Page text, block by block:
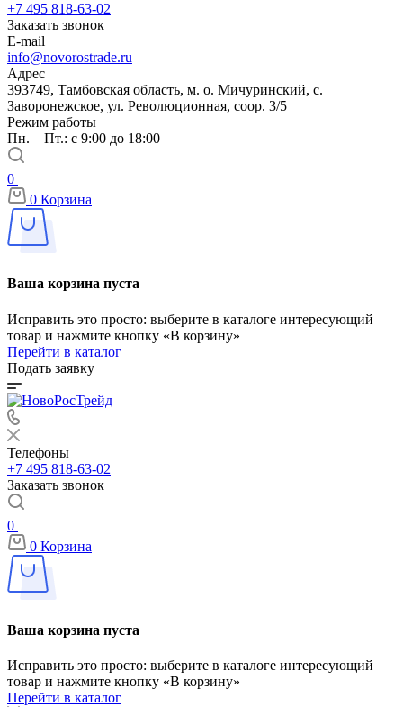
+7 495 818-63-02
Заказать звонок
E-mail
info@novorostrade.ru
Адрес
393749, Тамбовская область, м. о. Мичуринский, с.
Заворонежское, ул. Революционная, соор. 3/5
Режим работы
Пн. – Пт.: с 9:00 до 18:00
0
0 Корзина
Ваша корзина пуста
Исправить это просто: выберите в каталоге интересующий
товар и нажмите кнопку «В корзину»
Перейти в каталог
Подать заявку
Телефоны
+7 495 818-63-02
Заказать звонок
0
0 Корзина
Ваша корзина пуста
Исправить это просто: выберите в каталоге интересующий
товар и нажмите кнопку «В корзину»
Перейти в каталог